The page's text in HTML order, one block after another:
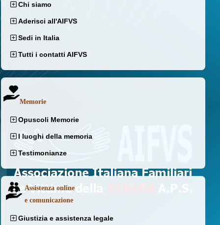
Chi siamo
Aderisci all'AIFVS
Sedi in Italia
Tutti i contatti AIFVS
Memorie
Opuscoli Memorie
I luoghi della memoria
Testimonianze
Assistenza online
e comunicazione
Giustizia e assistenza legale